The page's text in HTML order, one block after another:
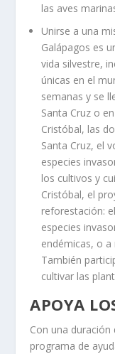
las aves
Unirse a una
Galápagos es
vida silvestre,
únicas en el
semanas y se
Santa Cruz o
Cristóbal, las
Santa Cruz, el
especies
los cultivos y
Cristóbal, el
reforestación:
especies
endémicas, o
También
cultivar las
APOYA
Con una
programa de